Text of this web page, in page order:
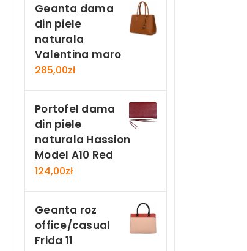
Geanta dama
din piele
naturala
Valentina maro
285,00zł
Portofel dama
din piele
naturala Hassion
Model A10 Red
124,00zł
Geanta roz
office/casual
Frida 11